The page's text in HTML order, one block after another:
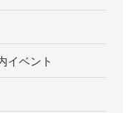
イベント